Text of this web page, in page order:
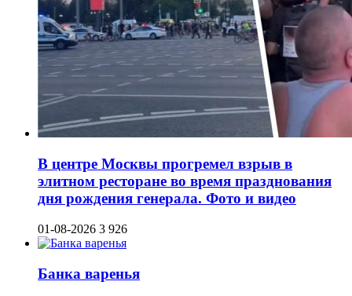
В центре Москвы прогремел взрыв в
элитном ресторане во время празднования
дня рождения генерала. Фото и видео
01-08-2026 3 926
Банка варенья